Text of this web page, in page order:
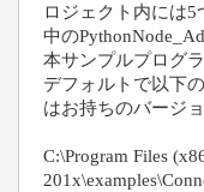
ロジェクト内には5
中の
本サンプルプログ
デフォルトで以下
はお持ちのバージ
C:\Program Files